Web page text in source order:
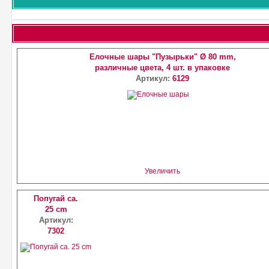
Елочные шары "Пузырьки" Ø 80 mm,
различные цвета, 4 шт. в упаковке
Артикул: 6129
Увеличить
Попугай ca.
25 cm
Артикул:
7302